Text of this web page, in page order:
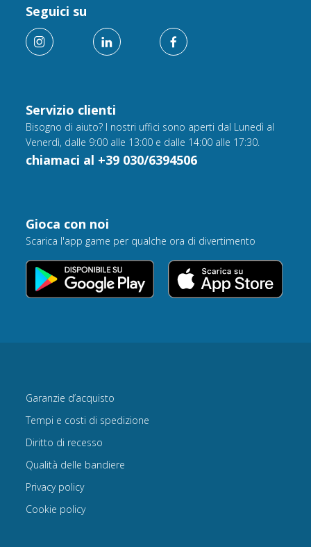
Servizio clienti
Bisogno di aiuto? I nostri uffici sono aperti dal Lunedì al
Venerdì, dalle 9:00 alle 13:00 e dalle 14:00 alle 17:30.
chiamaci al +39 030/6394506
Seguici su
Gioca con noi
Scarica l'app game per qualche ora di divertimento
Garanzie d’acquisto
Tempi e costi di spedizione
Diritto di recesso
Qualità delle bandiere
Privacy policy
Cookie policy